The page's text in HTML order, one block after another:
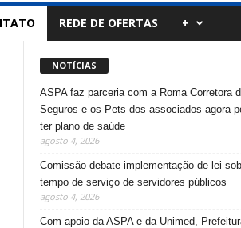
REDE DE OFERTAS +
NOTÍCIAS
ASPA faz parceria com a Roma Corretora
Seguros e os Pets dos associados agora
ter plano de saúde
agosto 4, 2026
Comissão debate implementação de lei
tempo de serviço de servidores públicos
agosto 4, 2026
Com apoio da ASPA e da Unimed,